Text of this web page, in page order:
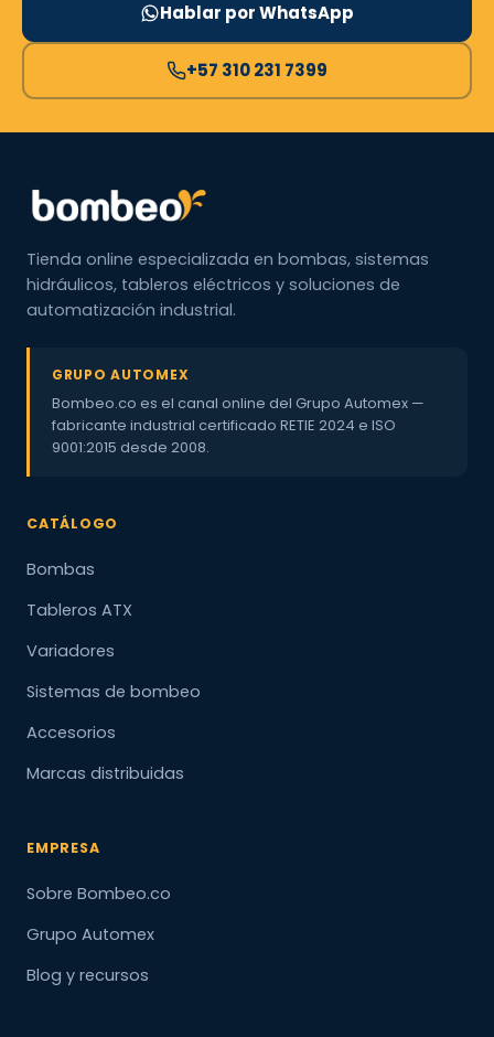
Hablar por WhatsApp
+57 310 231 7399
Tienda online especializada en bombas, sistemas
hidráulicos, tableros eléctricos y soluciones de
automatización industrial.
GRUPO AUTOMEX
Bombeo.co es el canal online del Grupo Automex —
fabricante industrial certificado RETIE 2024 e ISO
9001:2015 desde 2008.
CATÁLOGO
Bombas
Tableros ATX
Variadores
Sistemas de bombeo
Accesorios
Marcas distribuidas
EMPRESA
Sobre Bombeo.co
Grupo Automex
Blog y recursos